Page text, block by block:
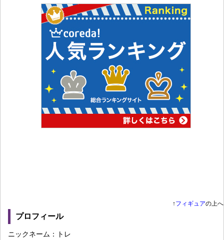
↑フィギュアの上へ
プロフィール
ニックネーム：トレ